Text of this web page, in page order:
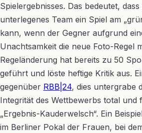
Spielergebnisses. Das bedeutet,
unterlegenes Team ein Spiel am
kann, wenn der Gegner aufgrund
Unachtsamkeit die neue Foto-Regel
Regeländerung hat bereits zu 50
geführt und löste heftige Kritik aus.
gegenüber RBB|24, dies untergrabe
Integrität des Wettbewerbs total und
„Ergebnis-Kauderwelsch“. Ein
im Berliner Pokal der Frauen, bei